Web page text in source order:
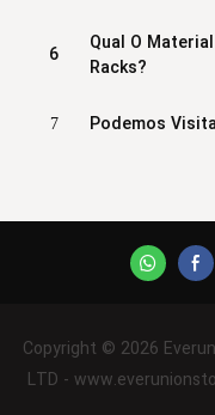
6
Qual O
Racks?
7 Podemos
Copyright © 2026
LTD -